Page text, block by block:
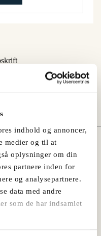
indhold og annoncer,
medier og til at
oplysninger om din
partnere inden for
og analysepartnere.
data med andre
som de har indsamlet
kunne lide: